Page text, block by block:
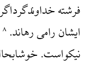
فرشته
ایشان رامی رهاند. ۸
نیکواست.